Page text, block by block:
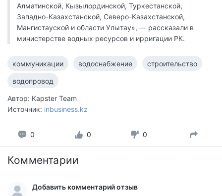
Алматинской, Кызылординской, Туркестанской,
Западно-Казахстанской, Северо-Казахстанской,
Мангистауской и области Улытау», — рассказали в
министерстве водных ресурсов и ирригации РК.
коммуникации водоснабжение строительство
водопровод
Автор: Kapster Team
Источник: inbusiness.kz
0 0 0
Комментарии
Добавить комментарий отзыв